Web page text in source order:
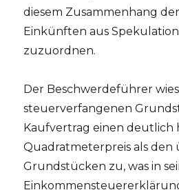
diesem Zusammenhang
Einkünften aus
zuzuordnen.
Der Beschwerdeführer
steuerverfangenen
Kaufvertrag einen deutlich
Quadratmeterpreis als den
Grundstücken zu, was in